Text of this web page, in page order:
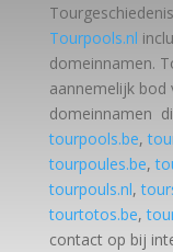
Tourpools.nl
domeinnamen.
aannemelijk bod
domeinnamen
tourpools.be,
tourpoules.be,
tourpouls.nl,
tourtotos.be,
contact op bij